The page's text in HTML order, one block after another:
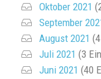
Oktober 2021
September
August 2021
Juli 2021 (3
Juni 2021 (40